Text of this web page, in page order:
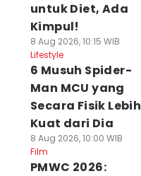
untuk Diet, Ada
Kimpul!
8 Aug 2026, 10:15 WIB
Lifestyle
6 Musuh Spider-
Man MCU yang
Secara Fisik Lebih
Kuat dari Dia
8 Aug 2026, 10:00 WIB
Film
PMWC 2026: